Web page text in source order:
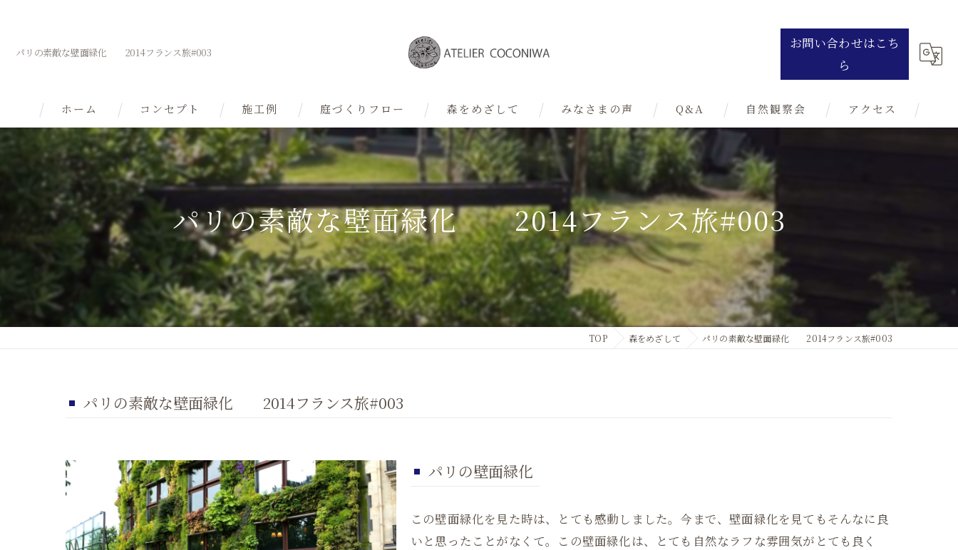
パリの素敵な壁面緑化 2014フランス旅#003
お問い合わせはこち
ら
ホーム コンセプト
理念
自然の庭へ
在来種の庭
庭で自然観察
庭を育てる
施工例 庭づくりフロー
デザイナー
森をめざして みなさまの声 Q&A 自然観察会 アクセス
パリの素敵な壁面緑化 2014フランス旅#003
TOP 森をめざして パリの素敵な壁面緑化 2014フランス旅#003
パリの素敵な壁面緑化 2014フランス旅#003
パリの壁面緑化
この壁面緑化を見た時は、とても感動しました。今まで、壁面緑化を見てもそんなに良
いと思ったことがなくて。この壁面緑化は、とても自然なラフな雰囲気がとても良く